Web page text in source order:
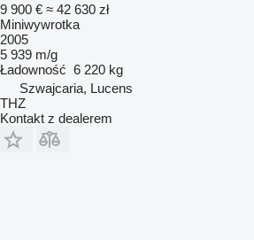
9 900 € ≈ 42 630 zł
Miniwywrotka
2005
5 939 m/g
Ładowność 6 220 kg
Szwajcaria, Lucens
THZ
Kontakt z dealerem